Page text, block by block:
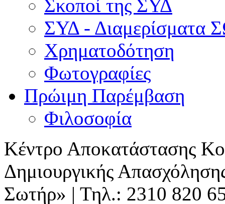
Σκοποί της ΣΥΔ
ΣΥΔ - Διαμερίσματα
Χρηματοδότηση
Φωτογραφίες
Πρώιμη Παρέμβαση
Φιλοσοφία
Κέντρο Αποκατάστασης
Δημιουργικής
Σωτήρ» | Τηλ.: 2310 820